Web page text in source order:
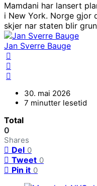
Mamdani har lansert
i New York. Norge gjor
skjer nar staten blir
Jan Sverre Bauge
30. mai 2026
7 minutter lesetid
Total
0
Shares
Del 0
Tweet 0
Pin it 0